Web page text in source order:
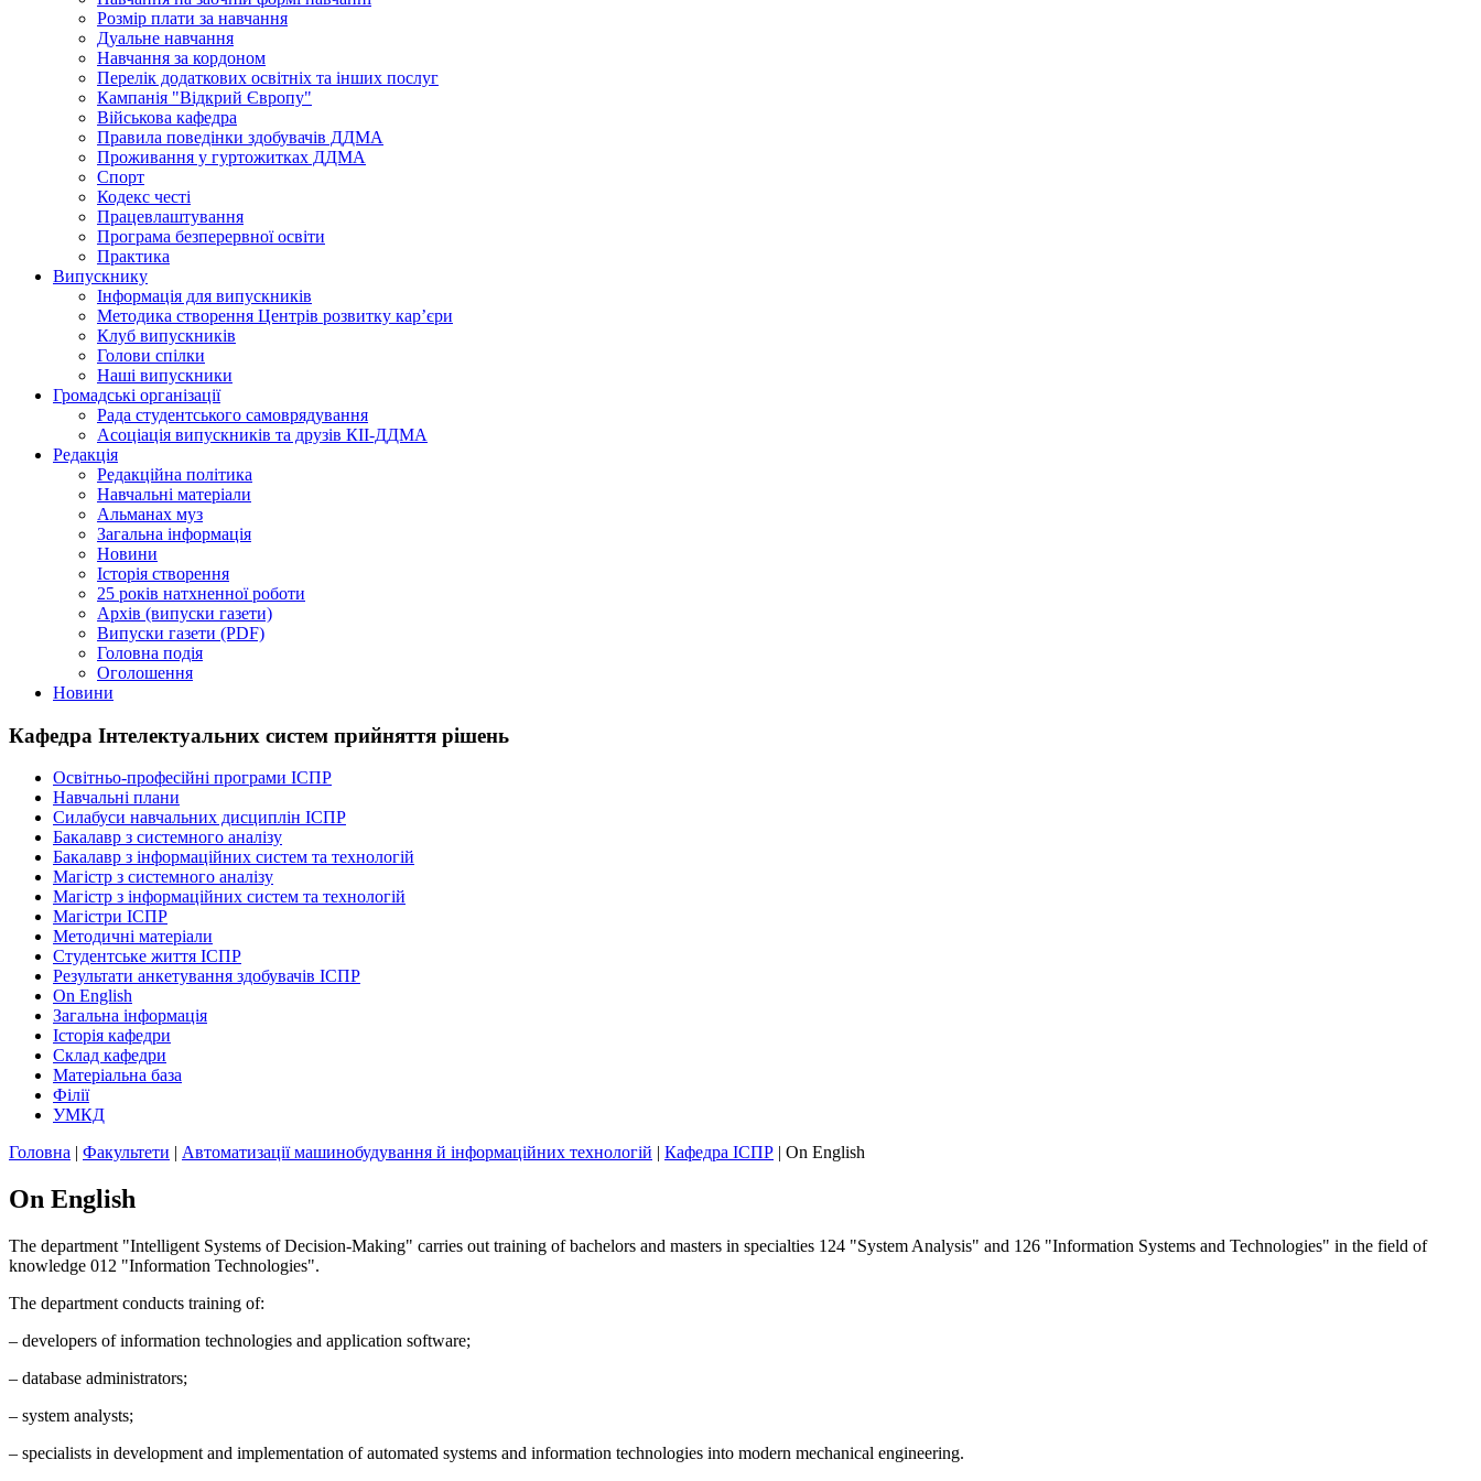
Розмір плати за навчання
Дуальне навчання
Навчання за кордоном
Перелік додаткових освітніх та інших послуг
Кампанія "Відкрий Європу"
Військова кафедра
Правила поведінки здобувачів ДДМА
Проживання у гуртожитках ДДМА
Спорт
Кодекс честі
Працевлаштування
Програма безперервної освіти
Практика
Випускнику
Інформація для випускників
Методика створення Центрів розвитку кар’єри
Клуб випускників
Голови спілки
Наші випускники
Громадські організації
Рада студентського самоврядування
Асоціація випускників та друзів КІІ-ДДМА
Редакція
Редакційна політика
Навчальні матеріали
Альманах муз
Загальна інформація
Новини
Історія створення
25 років натхненної роботи
Архів (випуски газети)
Випуски газети (PDF)
Головна подія
Оголошення
Новини
Кафедра Інтелектуальних систем прийняття рішень
Освітньо-професійні програми ІСПР
Навчальні плани
Силабуси навчальних дисциплін ІСПР
Бакалавр з системного аналізу
Бакалавр з інформаційних систем та технологій
Магістр з системного аналізу
Магістр з інформаційних систем та технологій
Магістри ІСПР
Методичнi матерiали
Студентське життя ІСПР
Результати анкетування здобувачів ІСПР
On English
Загальна інформація
Історія кафедри
Склад кафедри
Матеріальна база
Філії
УМКД
Головна | Факультети | Автоматизації машинобудування й інформаційних технологій | Кафедра ІСПР | On English
On English
The department "Intelligent Systems of Decision-Making" carries out training of bachelors and masters in specialties 124 "System Analysis" and 126 "Information Systems and Technologies" in the field of
knowledge 012 "Information Technologies".
The department conducts training of:
– developers of information technologies and application software;
– database administrators;
– system analysts;
– specialists in development and implementation of automated systems and information technologies into modern mechanical engineering.